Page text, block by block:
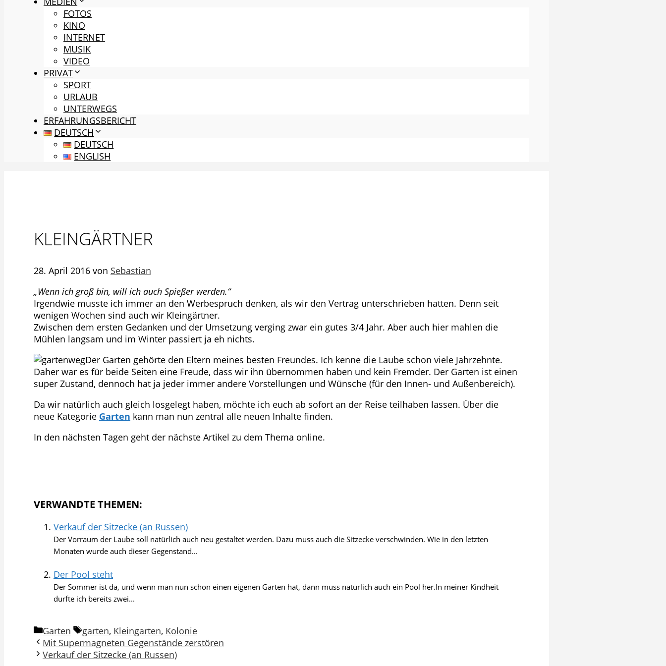
FOTOS
KINO
INTERNET
MUSIK
VIDEO
PRIVAT
SPORT
URLAUB
UNTERWEGS
ERFAHRUNGSBERICHT
DEUTSCH
DEUTSCH
ENGLISH
KLEINGÄRTNER
28. April 2016 von Sebastian
„Wenn ich groß bin, will ich auch Spießer werden.“
Irgendwie musste ich immer an den Werbespruch denken, als wir den Vertrag unterschrieben hatten. Denn seit
wenigen Wochen sind auch wir Kleingärtner.
Zwischen dem ersten Gedanken und der Umsetzung verging zwar ein gutes 3/4 Jahr. Aber auch hier mahlen die
Mühlen langsam und im Winter passiert ja eh nichts.
Der Garten gehörte den Eltern meines besten Freundes. Ich kenne die Laube schon viele Jahrzehnte.
Daher war es für beide Seiten eine Freude, dass wir ihn übernommen haben und kein Fremder. Der Garten ist einen
super Zustand, dennoch hat ja jeder immer andere Vorstellungen und Wünsche (für den Innen- und Außenbereich).
Da wir natürlich auch gleich losgelegt haben, möchte ich euch ab sofort an der Reise teilhaben lassen. Über die
neue Kategorie Garten kann man nun zentral alle neuen Inhalte finden.
In den nächsten Tagen geht der nächste Artikel zu dem Thema online.
VERWANDTE THEMEN:
Verkauf der Sitzecke (an Russen)
Der Vorraum der Laube soll natürlich auch neu gestaltet werden. Dazu muss auch die Sitzecke verschwinden. Wie in den letzten
Monaten wurde auch dieser Gegenstand...
Der Pool steht
Der Sommer ist da, und wenn man nun schon einen eigenen Garten hat, dann muss natürlich auch ein Pool her.In meiner Kindheit
durfte ich bereits zwei...
Kategorien
Garten Schlagwörter
garten, Kleingarten, Kolonie
Mit Supermagneten Gegenstände zerstören
Verkauf der Sitzecke (an Russen)